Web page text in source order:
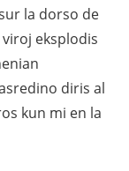
la dorso de
eksplodis
diris al
kun mi en la